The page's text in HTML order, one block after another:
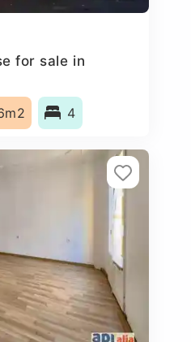
for sale in
4